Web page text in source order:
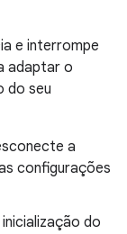
e interrompe
adaptar o
do seu
a
configurações
do